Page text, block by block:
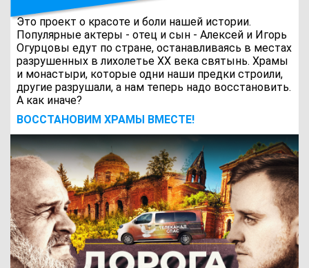
Это проект о красоте и боли нашей истории.
Популярные актеры - отец и сын - Алексей и Игорь
Огурцовы едут по стране, останавливаясь в местах
разрушенных в лихолетье ХХ века святынь. Храмы
и монастыри, которые одни наши предки строили,
другие разрушали, а нам теперь надо восстановить.
А как иначе?
ВОCСТАНОВИМ ХРАМЫ ВМЕСТЕ!